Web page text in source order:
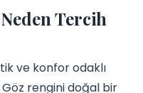
Tercih
ve konfor odaklı
rengini doğal bir